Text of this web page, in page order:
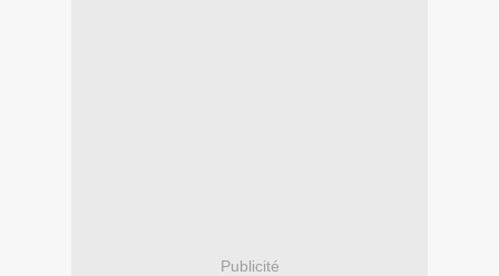
Publicité